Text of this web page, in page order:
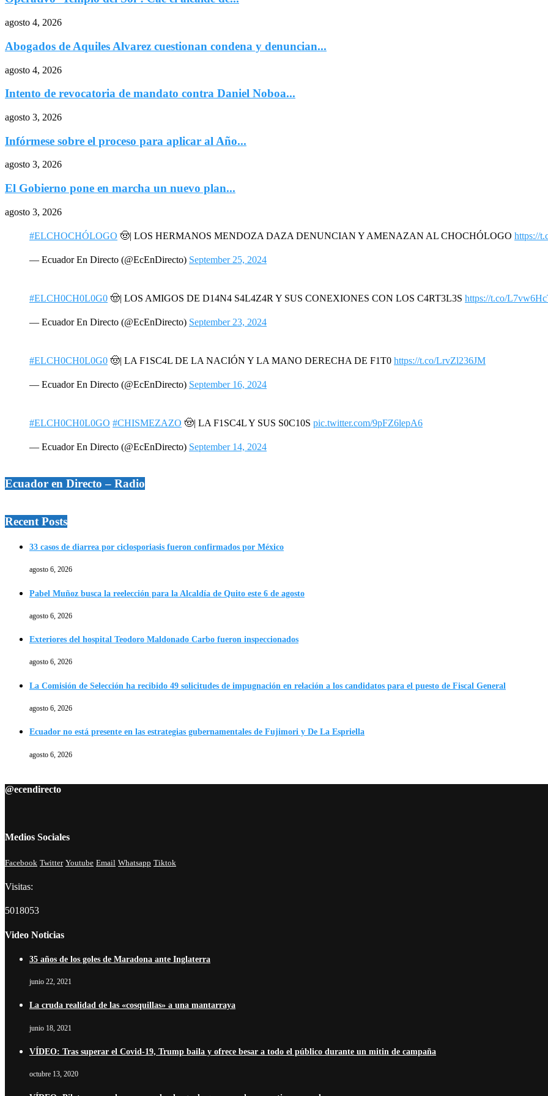
agosto 4, 2026
Abogados de Aquiles Alvarez cuestionan condena y denuncian...
agosto 4, 2026
Intento de revocatoria de mandato contra Daniel Noboa...
agosto 3, 2026
Infórmese sobre el proceso para aplicar al Año...
agosto 3, 2026
El Gobierno pone en marcha un nuevo plan...
agosto 3, 2026
#ELCHOCHÓLOGO 🤠| LOS HERMANOS MENDOZA DAZA DENUNCIAN Y AMENAZAN AL CHOCHÓLOGO https://
— Ecuador En Directo (@EcEnDirecto) September 25, 2024
#ELCH0CH0L0G0 🤠| LOS AMIGOS DE D14N4 S4L4Z4R Y SUS CONEXIONES CON LOS C4RT3L3S https://t.co/
— Ecuador En Directo (@EcEnDirecto) September 23, 2024
#ELCH0CH0L0G0 🤠| LA F1SC4L DE LA NACIÓN Y LA MANO DERECHA DE F1T0 https://t.co/LrvZl236JM
— Ecuador En Directo (@EcEnDirecto) September 16, 2024
#ELCH0CH0L0GO #CHISMEZAZO 🤠| LA F1SC4L Y SUS S0C10S pic.twitter.com/9pFZ6lepA6
— Ecuador En Directo (@EcEnDirecto) September 14, 2024
Ecuador en Directo – Radio
Recent Posts
33 casos de diarrea por ciclosporiasis fueron confirmados por México
agosto 6, 2026
Pabel Muñoz busca la reelección para la Alcaldía de Quito este 6 de agosto
agosto 6, 2026
Exteriores del hospital Teodoro Maldonado Carbo fueron inspeccionados
agosto 6, 2026
La Comisión de Selección ha recibido 49 solicitudes de impugnación en relación a los candidatos para el puesto de Fiscal General
agosto 6, 2026
Ecuador no está presente en las estrategias gubernamentales de Fujimori y De La Espriella
agosto 6, 2026
@ecendirecto
Medios Sociales
Facebook Twitter Youtube Email Whatsapp Tiktok
Visitas:
5018053
Video Noticias
35 años de los goles de Maradona ante Inglaterra
junio 22, 2021
La cruda realidad de las «cosquillas» a una mantarraya
junio 18, 2021
VÍDEO: Tras superar el Covid-19, Trump baila y ofrece besar a todo el público durante un mitin de campaña
octubre 13, 2020